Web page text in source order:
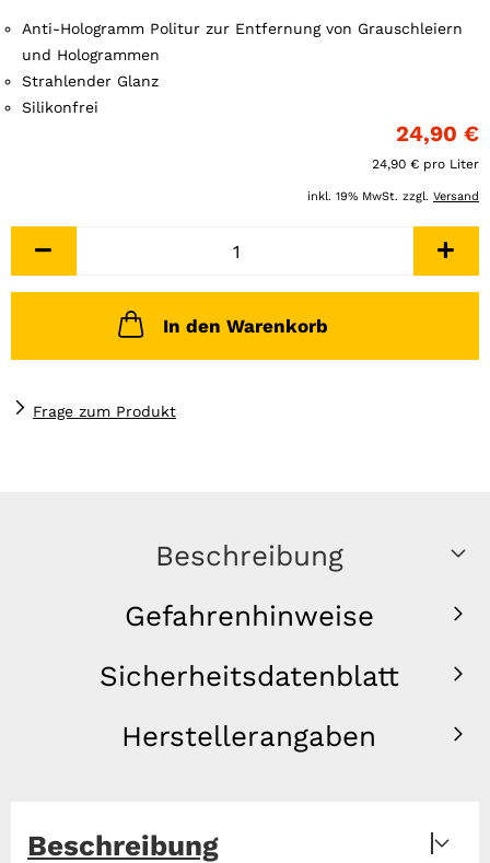
Anti-Hologramm Politur zur Entfernung von Grauschleiern
und Hologrammen
Strahlender Glanz
Silikonfrei
24,90 €
24,90 € pro Liter
inkl. 19% MwSt. zzgl. Versand
In den Warenkorb
Frage zum Produkt
Beschreibung
Gefahrenhinweise
Sicherheitsdatenblatt
Herstellerangaben
Beschreibung